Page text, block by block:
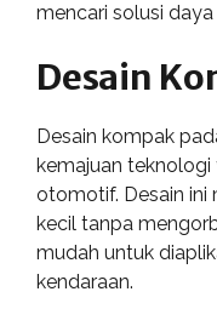
mencari solusi
Desain
Desain kompak
kemajuan teknologi
otomotif. Desain ini
kecil tanpa
mudah untuk
kendaraan.